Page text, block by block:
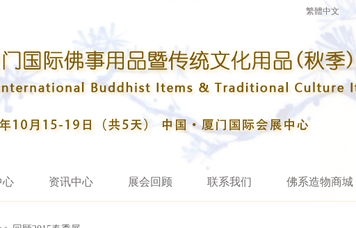
繁體中文
心 资讯中心 展会回顾 联系我们 佛系造物商城